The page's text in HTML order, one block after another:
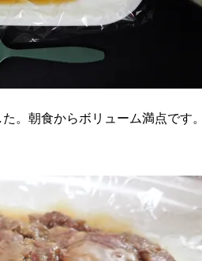
。朝食からボリューム満点です。